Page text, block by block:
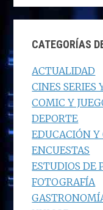
CATEGORÍAS
ACTUALIDAD
CINES SERIES
COMIC Y
DEPORTE
EDUCACIÓN Y
ENCUESTAS
ESTUDIOS DE
FOTOGRAFÍA